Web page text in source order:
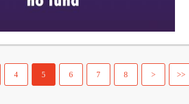
4 5 6 7 8 > >>